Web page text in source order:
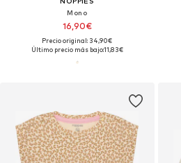
Mono
16,90€
Precio original: 34,90€
Último precio más bajo:11,83€